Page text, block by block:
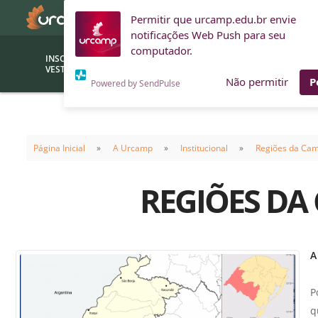
Permitir que urcamp.edu.br envie
notificações Web Push para seu
computador.
Powered by SendPulse Não permitir
INSCRIÇÕES
VESTIBULAR
BOLSAS E
(funcionários/professores)
PROUNI
Financiamentos
Saiba como ingressar na
URCAMP
Fale com um
INTEC
Página Inicial A Urcamp Institucional Regiões da
REGIÕES